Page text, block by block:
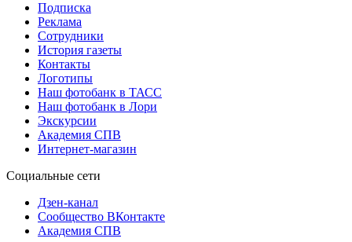
Подписка
Реклама
Сотрудники
История газеты
Контакты
Логотипы
Наш фотобанк в ТАСС
Наш фотобанк в Лори
Экскурсии
Академия СПВ
Интернет-магазин
Социальные сети
Дзен-канал
Сообщество ВКонтакте
Академия СПВ